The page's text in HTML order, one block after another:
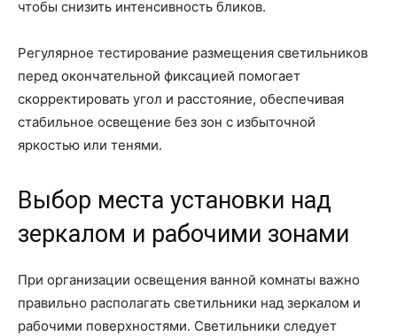
чтобы снизить интенсивность бликов.
Регулярное тестирование размещения светильников
перед окончательной фиксацией помогает
скорректировать угол и расстояние, обеспечивая
стабильное освещение без зон с избыточной
яркостью или тенями.
Выбор места установки над
зеркалом и рабочими зонами
При организации освещения ванной комнаты важно
правильно располагать светильники над зеркалом и
рабочими поверхностями. Светильники следует